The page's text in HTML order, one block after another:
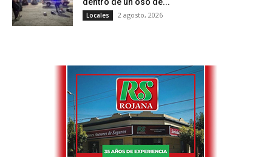
Locales 2 agosto, 2026